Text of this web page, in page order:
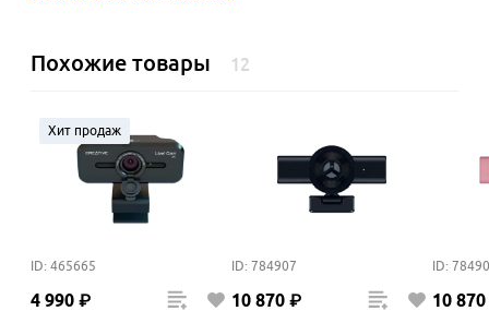
Похожие товары 12
Хит продаж
ID: 465665
4 990 ₽
ID: 784907
10 870 ₽
ID:
10 870